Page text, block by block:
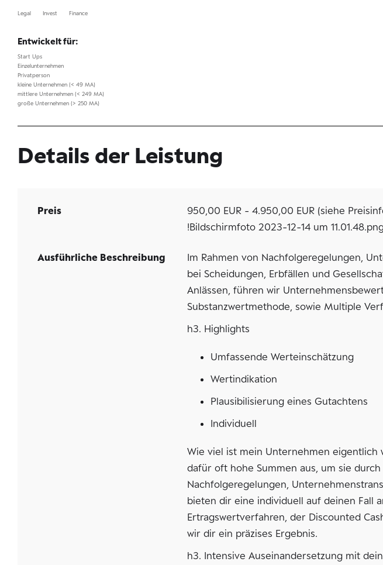
Legal Invest Finance
Entwickelt für:
Start Ups
Einzelunternehmen
Privatperson
kleine Unternehmen (< 49 MA)
mittlere Unternehmen (< 249 MA)
große Unternehmen (> 250 MA)
Details der Leistung
Preis
950,00 EUR - 4.950,00 EUR (siehe
!Bildschirmfoto 2023-12-14 um
Ausführliche Beschreibung
Im Rahmen von Nachfolgeregelungen,
bei Scheidungen, Erbfällen und
Anlässen, führen wir
Substanzwertmethode, sowie Multiple
h3. Highlights
Umfassende Werteinschätzung
Wertindikation
Plausibilisierung eines Gutachtens
Individuell
Wie viel ist mein Unternehmen eigentlich
dafür oft hohe Summen aus, um sie
Nachfolgeregelungen,
bieten dir eine individuell auf deinen Fall
Ertragswertverfahren, der Discounted
wir dir ein präzises Ergebnis.
h3. Intensive Auseinandersetzung mit